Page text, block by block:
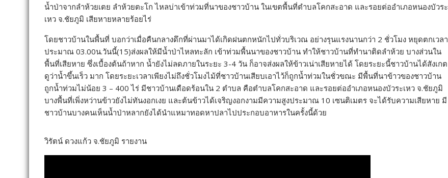
น้ำป่าจากลำห้วยเตย ลำห้วยตะโก ไหลบ่าเข้าท่วมที่นาของชาวบ้าน ในเขตพื้นที่ตำบลโคกสะอาด และรอยต่ออำเภอหนองบัวระ
เหว จ.ชัยภูมิ เสียหายหลายร้อยไร่
โดยชาวบ้านในพื้นที่ บอกว่าเมื่อคืนกลางดึกที่ผ่านมาได้เกิดฝนตกหนักไปทั่วบริเวณ อย่างรุนแรงนานกว่า 2 ชั่วโมง หยุดตกเวลา
ประมาณ 03.00น.วันนี้(15)ส่งผลให้มีน้ำป่าไหลทะลัก เข้าท่วมพื้นนาของชาวบ้าน ทำให้ชาวบ้านที่ทำนาติดลำห้วย บางส่วนใน
พื้นที่เสียหาย ซึ่งเบื้องต้นถ้าหาก น้ำยังไม่ลดภายในระยะ 3-4 วัน ก็อาจส่งผลให้ข้าวเน่าเสียหายได้ โดยระยะนี้ชาวบ้านได้สังเกต
ดูว่าน้ำขึ้นเร็ว มาก โดยระยะเวลาเพียงไม่ถึงชั่วโมงไม้ที่ชาวบ้านเสียบเอาไว้ก็ถูกน้ำท่วมในชั่วขณะ มีพื้นที่นาข้าวของชาวบ้าน
ถูกน้ำท่วมไม่น้อย 3 – 400 ไร่ มีชาวบ้านเดือดร้อนใน 2 ตำบล คือตำบลโคกสะอาด และรอยต่ออำเภอหนองบัวระเหว จ.ชัยภูมิ
บางพื้นที่เพิ่งหว่านข้าวยังไม่ทันงอกเงย และต้นข้าวได้เจริญงอกงามมีความสูงประมาณ 10 เซนติเมตร จะได้รับความเสียหาย มี
ชาวบ้านบางคนเห็นน้ำป่าหลากยังได้นำแหมาทอดหาปลาไปประกอบอาหารในครั้งนี้ด้วย
วิรัตน์ ดวงแก้ว จ.ชัยภูมิ รายงาน